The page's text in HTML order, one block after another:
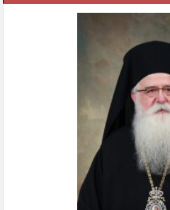
Πρόγραμμα